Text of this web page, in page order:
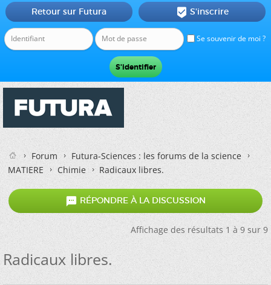
Se souvenir de moi ?
Retour sur Futura  S'inscrire
Forum
Futura-Sciences : les forums de la science
MATIERE
Chimie Radicaux libres.
 RÉPONDRE À LA DISCUSSION
Affichage des résultats 1 à 9 sur 9
Radicaux libres.